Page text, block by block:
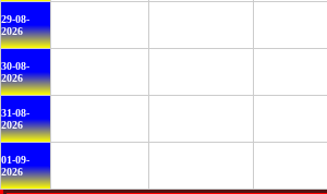
29-08-
2026
30-08-
2026
31-08-
2026
01-09-
2026